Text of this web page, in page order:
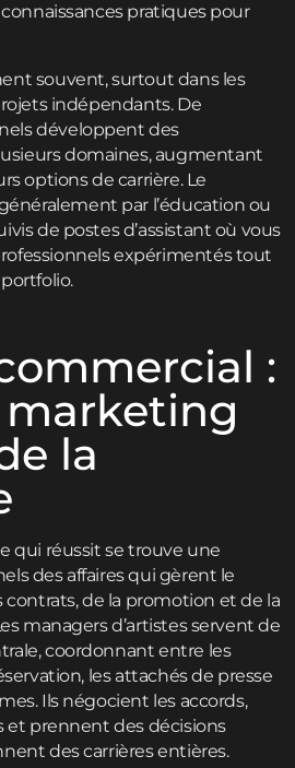
pratiques pour
souvent, surtout dans les
indépendants. De
développent des
domaines, augmentant
options de carrière. Le
par l’éducation ou
de postes d’assistant où vous
expérimentés tout
:
la
qui réussit se trouve une
des affaires qui gèrent le
de la promotion et de la
managers d’artistes servent de
coordonnant entre les
les attachés de presse
Ils négocient les accords,
et prennent des décisions
des carrières entières.